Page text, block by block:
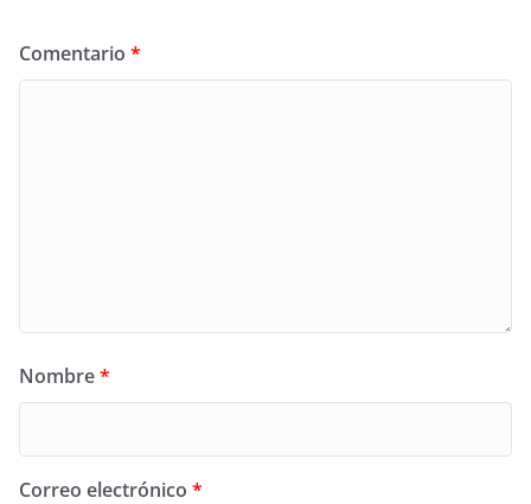
Comentario *
Nombre*
Correo electrónico *